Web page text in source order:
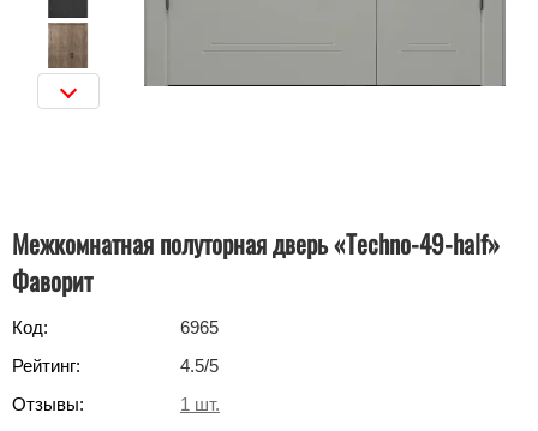
Межкомнатная полуторная дверь «Techno-49-half»‎
Фаворит
Код:
6965
Рейтинг:
4.5/5
Отзывы:
1 шт.